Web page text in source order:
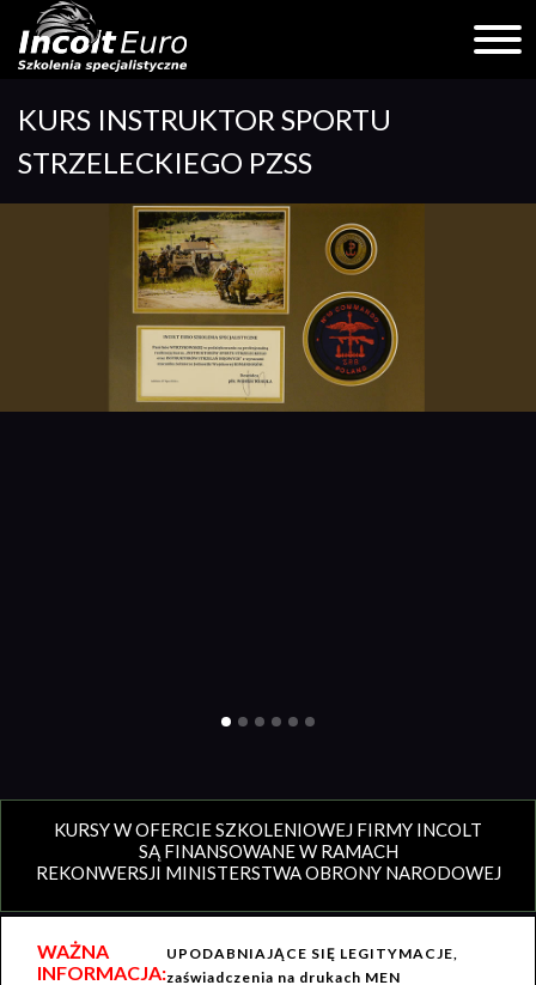
content
KURS INSTRUKTOR SPORTU
STRZELECKIEGO PZSS
KURSY W OFERCIE SZKOLENIOWEJ FIRMY INCOLT
SĄ FINANSOWANE W RAMACH
REKONWERSJI MINISTERSTWA OBRONY NARODOWEJ
WAŻNA
INFORMACJA:
UPODABNIAJĄCE SIĘ LEGITYMACJE,
zaświadczenia na drukach MEN